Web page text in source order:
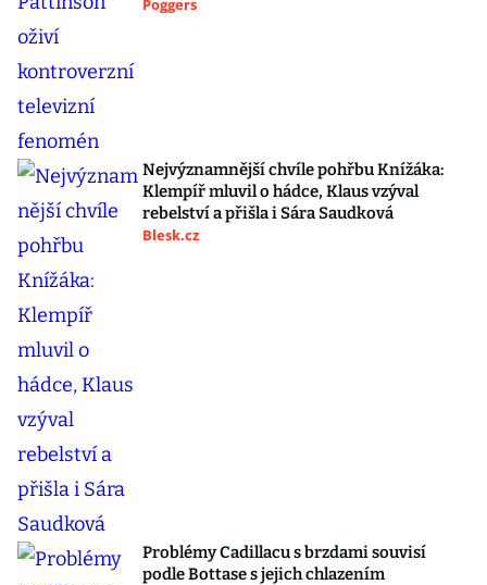
Poggers
Nejvýznamnější chvíle pohřbu Knížáka:
Klempíř mluvil o hádce, Klaus vzýval
rebelství a přišla i Sára Saudková
Blesk.cz
Problémy Cadillacu s brzdami souvisí
podle Bottase s jejich chlazením